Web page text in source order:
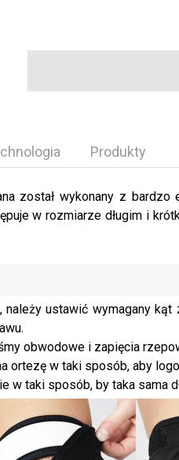
Produkty
został wykonany z
w rozmiarze długim i
należy ustawić wymagany
obwodowe i zapięcia
ortezę w taki sposób, aby
w taki sposób, by taka sama